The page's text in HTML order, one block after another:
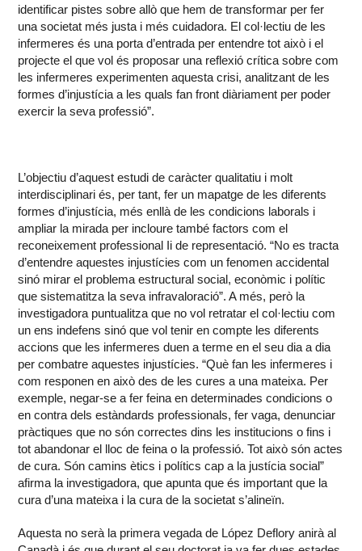
identificar pistes sobre allò que hem de transformar per fer
una societat més justa i més cuidadora. El col·lectiu de les
infermeres és una porta d’entrada per entendre tot això i el
projecte el que vol és proposar una reflexió crítica sobre com
les infermeres experimenten aquesta crisi, analitzant de les
formes d’injustícia a les quals fan front diàriament per poder
exercir la seva professió”.
L’objectiu d’aquest estudi de caràcter qualitatiu i molt
interdisciplinari és, per tant, fer un mapatge de les diferents
formes d’injustícia, més enllà de les condicions laborals i
ampliar la mirada per incloure també factors com el
reconeixement professional Ii de representació. “No es tracta
d’entendre aquestes injustícies com un fenomen accidental
sinó mirar el problema estructural social, econòmic i polític
que sistematitza la seva infravaloració”. A més, però la
investigadora puntualitza que no vol retratar el col·lectiu com
un ens indefens sinó que vol tenir en compte les diferents
accions que les infermeres duen a terme en el seu dia a dia
per combatre aquestes injustícies. “Què fan les infermeres i
com responen en això des de les cures a una mateixa. Per
exemple, negar-se a fer feina en determinades condicions o
en contra dels estàndards professionals, fer vaga, denunciar
pràctiques que no són correctes dins les institucions o fins i
tot abandonar el lloc de feina o la professió. Tot això són actes
de cura. Són camins ètics i polítics cap a la justícia social”
afirma la investigadora, que apunta que és important que la
cura d’una mateixa i la cura de la societat s’alineïn.
Aquesta no serà la primera vegada de López Deflory anirà al